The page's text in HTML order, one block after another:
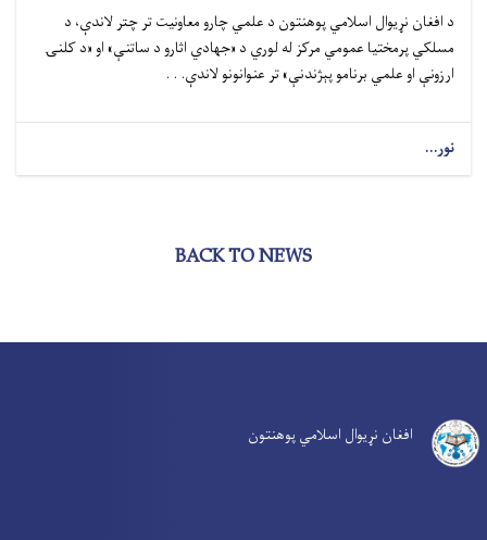
د افغان نړیوال اسلامي پوهنتون د علمي چارو معاونیت تر چتر لاندې، د
مسلکي پرمختیا عمومي مرکز له لوري د «جهادي اثارو د ساتنې» او «د کلنۍ
ارزونې او علمي برنامو پېژندنې» تر عنوانونو لاندې. . .
نور...
BACK TO NEWS
افغان نړیوال اسلامي پوهنتون